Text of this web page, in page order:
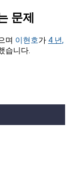
문제
며 이현호가 4 년,
습니다.